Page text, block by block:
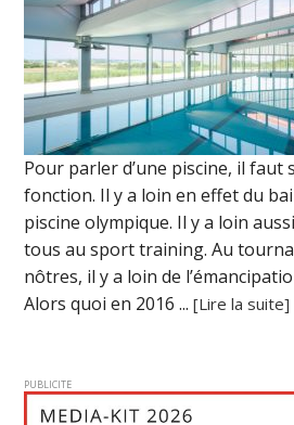
Pour parler d’une piscine, il faut
fonction. Il y a loin en effet du
piscine olympique. Il y a loin
tous au sport training. Au
nôtres, il y a loin de
Alors quoi en 2016 ...[Lire la suite]
PUBLICITE